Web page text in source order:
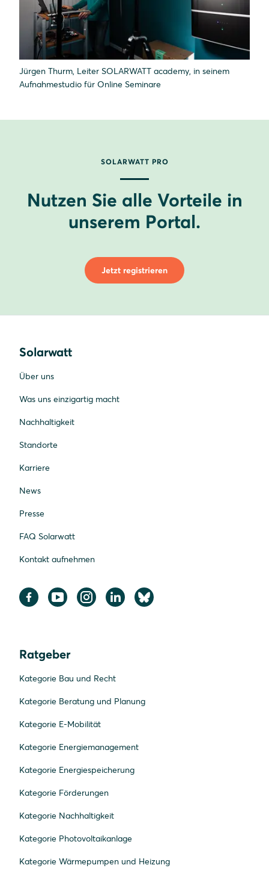
Jürgen Thurm, Leiter SOLARWATT academy, in seinem
Aufnahmestudio für Online Seminare
SOLARWATT PRO
Nutzen Sie alle Vorteile in
unserem Portal.
Jetzt registrieren
Solarwatt
Über uns
Was uns einzigartig macht
Nachhaltigkeit
Standorte
Karriere
News
Presse
FAQ Solarwatt
Kontakt aufnehmen
Ratgeber
Kategorie Bau und Recht
Kategorie Beratung und Planung
Kategorie E-Mobilität
Kategorie Energiemanagement
Kategorie Energiespeicherung
Kategorie Förderungen
Kategorie Nachhaltigkeit
Kategorie Photovoltaikanlage
Kategorie Wärmepumpen und Heizung